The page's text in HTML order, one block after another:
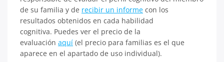
de su familia y de recibir un informe con los
resultados obtenidos en cada habilidad
cognitiva. Puedes ver el precio de la
evaluación aquí (el precio para familias es el que
aparece en el apartado de uso individual).